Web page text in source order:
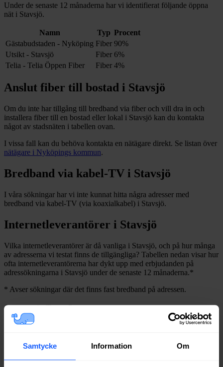
Samtycke Information Om
Under de senaste 12 månaderna har vi identifierat följande öppna
nät i Stavsjö.
Namn Typ Procent
Gästabudstaden - Nyköping Fiber 90%
Utsikt - Stavsjö
Fiber 6%
Telia - Telia Öppen Fiber
Fiber 4%
Anslut fiber till bostad i Stavsjö
Om du inte har tillgång till bredband via fiber och vill dra in och
installera fiber till en bostad eller lokal i Stavsjö kan du kontakta
något av stadsnäten i tabellen ovan.
I vissa fall kan du behöva kontakta en nätägare direkt. Se listan över
nätägare i Nyköpings kommun.
Bredband via kabel-TV i Stavsjö
I våra sökningar har vi inte kunnat hitta några adresser med
bredband via kabel-TV (via koaxialkabel) i Stavsjö.
Internetleverantörer i Stavsjö
Vilka internetleverantörer är då vanliga i Stavsjö, och på hur många
av adresserna vi testat finns de tillgängliga? Tabellen nedan visar hur
ofta internetleverantörerna har dykt upp med erbjudanden på
adressökningarna i Stavsjö under de senaste 12 månaderna.*
* Avser sökningar där det finns fast bredband på adressen.
Leverantör Typer Procent
Bredband2
Fiber
Allente
Fiber 67%